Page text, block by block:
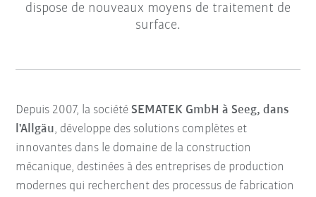
dispose de nouveaux moyens de traitement de
surface.
Depuis 2007, la sociétéSEMATEK GmbH à Seeg, dans
l'Allgäu, développe des solutions complètes et
innovantes dans le domaine de la construction
mécanique, destinées à des entreprises de production
modernes qui recherchent des processus de fabrication